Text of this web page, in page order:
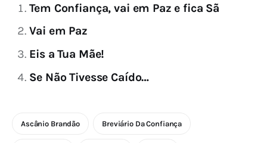
Tem Confiança, vai em Paz e fica Sã
Vai em Paz
Eis a Tua Mãe!
Se Não Tivesse Caído…
Ascânio Brandão Breviário Da Confiança